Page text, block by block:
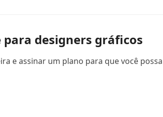
designers gráficos
e assinar um plano para que você